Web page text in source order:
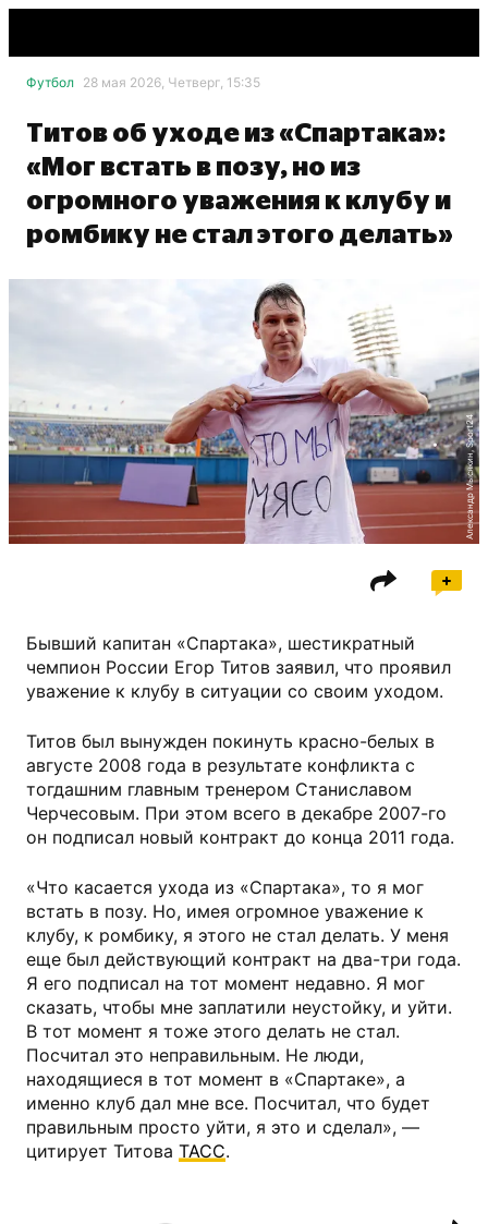
Футбол 28 мая 2026, Четверг, 15:35
Титов об уходе из «Спартака»:
«Мог встать в позу, но из
огромного уважения к клубу и
ромбику не стал этого делать»
Александр Мысякин, Sport24
Бывший капитан «Спартака», шестикратный
чемпион России Егор Титов заявил, что проявил
уважение к клубу в ситуации со своим уходом.
Титов был вынужден покинуть красно-белых в
августе 2008 года в результате конфликта с
тогдашним главным тренером Станиславом
Черчесовым. При этом всего в декабре 2007-го
он подписал новый контракт до конца 2011 года.
«Что касается ухода из «Спартака», то я мог
встать в позу. Но, имея огромное уважение к
клубу, к ромбику, я этого не стал делать. У меня
еще был действующий контракт на два-три года.
Я его подписал на тот момент недавно. Я мог
сказать, чтобы мне заплатили неустойку, и уйти.
В тот момент я тоже этого делать не стал.
Посчитал это неправильным. Не люди,
находящиеся в тот момент в «Спартаке», а
именно клуб дал мне все. Посчитал, что будет
правильным просто уйти, я это и сделал», —
цитирует Титова ТАСС.